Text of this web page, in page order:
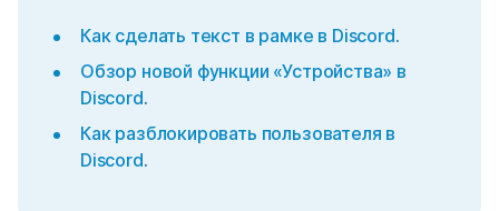
Как сделать текст в рамке в Discord.
Обзор новой функции «Устройства» в
Discord.
Как разблокировать пользователя в
Discord.